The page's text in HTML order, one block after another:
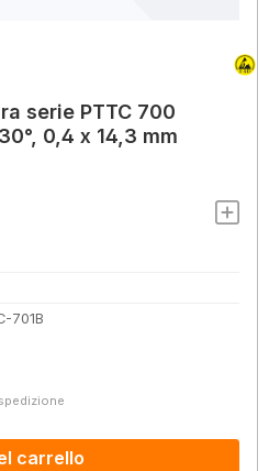
serie PTTC 700
0,4 x 14,3 mm
701B
carrello